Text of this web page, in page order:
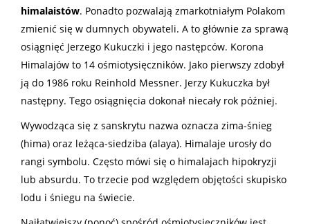
himalaistów. Ponadto pozwalają zmarkotniałym Polakom
zmienić się w dumnych obywateli. A to głównie za sprawą
osiągnięć Jerzego Kukuczki i jego następców. Korona
Himalajów to 14 ośmiotysięczników. Jako pierwszy zdobył
ją do 1986 roku Reinhold Messner. Jerzy Kukuczka był
następny. Tego osiągnięcia dokonał niecały rok później.
Wywodząca się z sanskrytu nazwa oznacza zima-śnieg
(hima) oraz leżąca-siedziba (alaya). Himalaje urosły do
rangi symbolu. Często mówi się o himalajach hipokryzji
lub absurdu. To trzecie pod względem objętości skupisko
lodu i śniegu na świecie.